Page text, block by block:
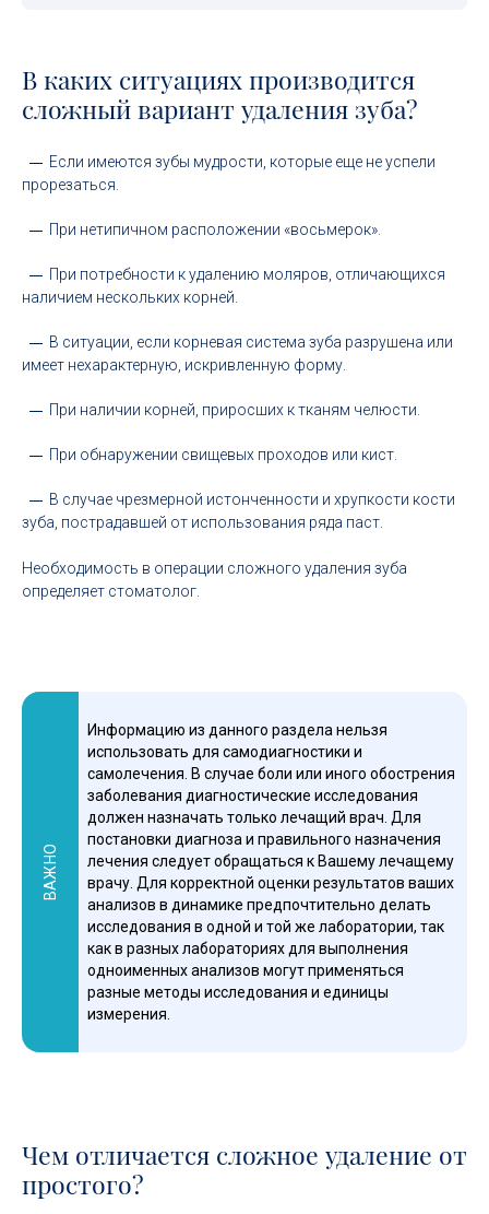
В каких ситуациях производится
сложный вариант удаления зуба?
Если имеются зубы мудрости, которые еще не успели
прорезаться.
При нетипичном расположении «восьмерок».
При потребности к удалению моляров, отличающихся
наличием нескольких корней.
В ситуации, если корневая система зуба разрушена или
имеет нехарактерную, искривленную форму.
При наличии корней, приросших к тканям челюсти.
При обнаружении свищевых проходов или кист.
В случае чрезмерной истонченности и хрупкости кости
зуба, пострадавшей от использования ряда паст.
Необходимость в операции сложного удаления зуба
определяет стоматолог.
ВАЖНО
Информацию из данного раздела нельзя
использовать для самодиагностики и
самолечения. В случае боли или иного обострения
заболевания диагностические исследования
должен назначать только лечащий врач. Для
постановки диагноза и правильного назначения
лечения следует обращаться к Вашему лечащему
врачу. Для корректной оценки результатов ваших
анализов в динамике предпочтительно делать
исследования в одной и той же лаборатории, так
как в разных лабораториях для выполнения
одноименных анализов могут применяться
разные методы исследования и единицы
измерения.
Чем отличается сложное удаление от
простого?